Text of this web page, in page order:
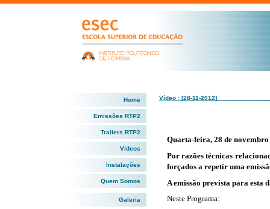
Home
Emissões RTP2
Trailers RTP2
Vídeos
Instalações
Quem Somos
Galeria
Vídeo : [28-11-2012]
Quarta-feira, 28 de
Por razões técnicas
forçados a repetir uma
A emissão prevista para esta
Neste Programa: